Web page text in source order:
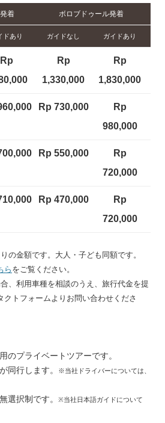
着 ボロブドゥール発着
ドあり ガイドなし ガイドあり
Rp
Rp
1,330,000
Rp
1,830,000
Rp 730,000
Rp
980,000
Rp 550,000
Rp
720,000
Rp 470,000
Rp
720,000
の金額です。大人・子ども同額です。
ら をご覧ください。
、利用車種を相談のうえ、旅行代金を提
トフォームよりお問い合わせくださ
のプライベートツアーです。
同行します。
※当社ドライバーについては、
選択制です。
※当社日本語ガイドについて